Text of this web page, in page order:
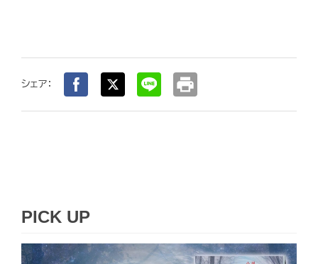
シェア： print
PICK UP